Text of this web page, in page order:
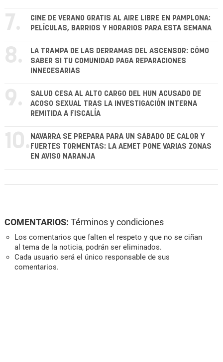
7.
CINE DE VERANO GRATIS AL AIRE LIBRE EN PAMPLONA:
PELÍCULAS, BARRIOS Y HORARIOS PARA ESTA SEMANA
8.
LA TRAMPA DE LAS DERRAMAS DEL ASCENSOR: CÓMO
SABER SI TU COMUNIDAD PAGA REPARACIONES
INNECESARIAS
9.
SALUD CESA AL ALTO CARGO DEL HUN ACUSADO DE
ACOSO SEXUAL TRAS LA INVESTIGACIÓN INTERNA
REMITIDA A FISCALÍA
10. NAVARRA SE PREPARA PARA UN SÁBADO DE CALOR Y
FUERTES TORMENTAS: LA AEMET PONE VARIAS ZONAS
EN AVISO NARANJA
COMENTARIOS: Términos y condiciones
Los comentarios que falten el respeto y que no se ciñan
al tema de la noticia, podrán ser eliminados.
Cada usuario será el único responsable de sus
comentarios.